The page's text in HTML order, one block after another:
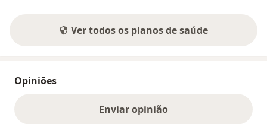
Ver todos os planos de saúde
Opiniões
Enviar opinião